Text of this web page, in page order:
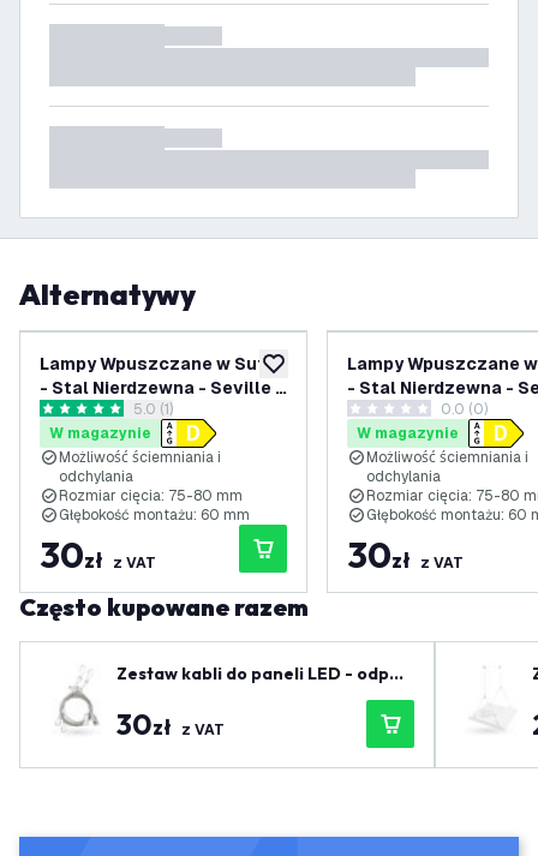
Alternatywy
dodaj do listy życzeń
Lampy Wpuszczane w Sufit
- Stal Nierdzewna - Seville -
ściemniane - 3W - 4000K -
ø92mm - Kwadratowy
otwórz panel recenzji
5 Gwiazdki oceny
5.0 (1)
W magazynie
Możliwość ściemniania i
odchylania
Rozmiar cięcia: 75-80 mm
Głębokość montażu: 60 mm
30zł z VAT
Lampy Wpuszczane
- Stal Nierdzewna -
ściemniane - 3W -
ø92mm - Kwadratowy
0 Gwiazdki oceny
0.0 (0)
W magazynie
Możliwość ściemniania i
odchylania
Rozmiar cięcia: 75-80
Głębokość montażu: 60
30zł z VAT
Często kupowane razem
Zestaw kabli do paneli LED - odpow
30zł z VAT